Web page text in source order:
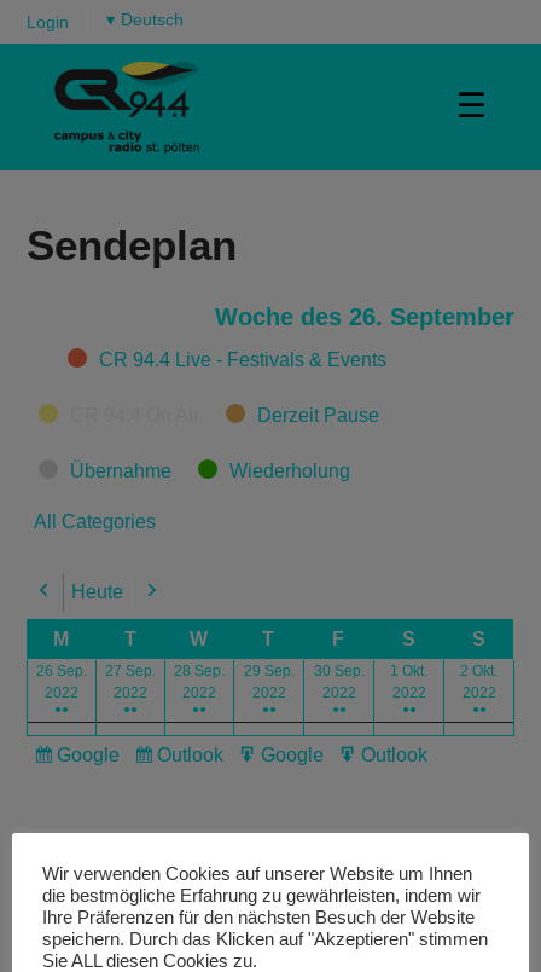
Login ▾
☰
Sendeplan
Woche des 26. September
CategoriesCR 94.4 Live - Festivals & Events
Derzeit Pause
Übernahme Wiederholung
All Categories
Previous
Heute Next
M T W T F S S
26 Sep.
2022
●●
27 Sep.
2022
●●
28 Sep.
2022
●●
29 Sep.
2022
●●
30 Sep.
2022
●●
1 Okt.
2022
●●
2 Okt.
2022
●●
Subscribe
Google
Subscribe
Outlook
Export
Google
Export
Outlook
Livestream
Wir verwenden Cookies auf unserer Website um Ihnen
die bestmögliche Erfahrung zu gewährleisten, indem wir
Ihre Präferenzen für den nächsten Besuch der Website
speichern. Durch das Klicken auf "Akzeptieren" stimmen
Sie ALL diesen Cookies zu.